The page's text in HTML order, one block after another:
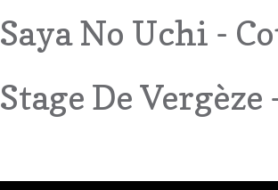
Saya No Uchi -
Stage De